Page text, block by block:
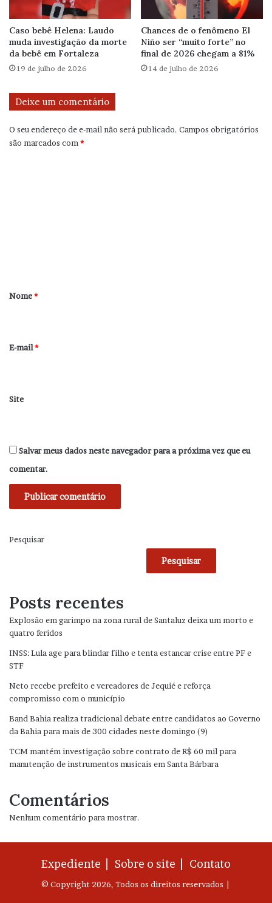
Caso bebê Helena: Laudo
muda investigação da morte
da bebê em Fortaleza
19 de julho de 2026
Chances de o fenômeno El
Niño ser “muito forte” no
final de 2026 chegam a 81%
14 de julho de 2026
Deixe um comentário
O seu endereço de e-mail não será publicado. Campos obrigatórios
são marcados com*
r
*
Nome*
E-mail*
Site
Salvar meus dados neste navegador para a próxima vez que eu
comentar.
Pesquisar
Pesquisar
Posts recentes
Explosão em garimpo na zona rural de Santaluz deixa um morto e
quatro feridos
INSS: Lula age para blindar filho e tenta estancar crise entre PF e
STF
Neto recebe prefeito e vereadores de Jequié e reforça
compromisso com o município
Band Bahia realiza tradicional debate entre candidatos ao Governo
da Bahia para mais de 300 cidades neste domingo (9)
TCM mantém investigação sobre contrato de R$ 60 mil para
manutenção de instrumentos musicais em Santa Bárbara
Comentários
Nenhum comentário para mostrar.
Expediente | Sobre o site | Contato
© Copyright 2026, Todos os direitos reservados |